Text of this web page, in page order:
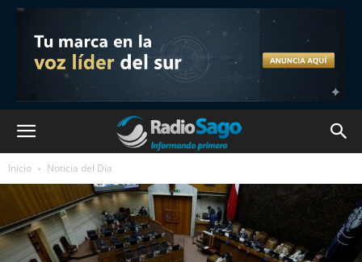
Inicio Noticia del Día